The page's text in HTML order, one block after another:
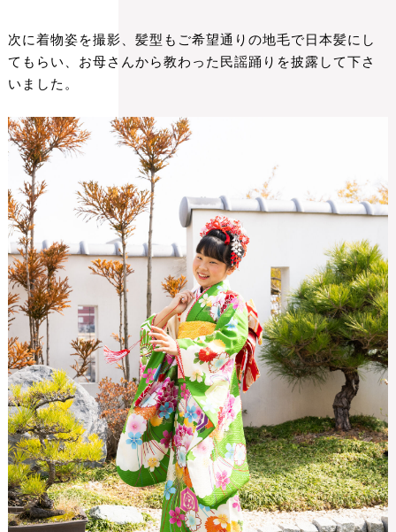
次に着物姿を撮影、髪型もご希望通りの地毛で日本髪にし
てもらい、 お母さんから教わった民謡踊りを披露して下さ
いました。